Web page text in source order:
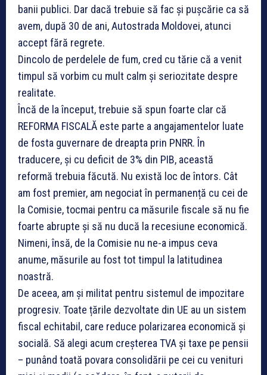
banii publici. Dar dacă trebuie să fac și pușcărie ca să
avem, după 30 de ani, Autostrada Moldovei, atunci
accept fără regrete.
Dincolo de perdelele de fum, cred cu tărie că a venit
timpul să vorbim cu mult calm și seriozitate despre
realitate.
Încă de la început, trebuie să spun foarte clar că
REFORMA FISCALĂ este parte a angajamentelor luate
de fosta guvernare de dreapta prin PNRR. În
traducere, și cu deficit de 3% din PIB, această
reformă trebuia făcută. Nu există loc de întors. Cât
am fost premier, am negociat în permanență cu cei de
la Comisie, tocmai pentru ca măsurile fiscale să nu fie
foarte abrupte și să nu ducă la recesiune economică.
Nimeni, însă, de la Comisie nu ne-a impus ceva
anume, măsurile au fost tot timpul la latitudinea
noastră.
De aceea, am și militat pentru sistemul de impozitare
progresiv. Toate țările dezvoltate din UE au un sistem
fiscal echitabil, care reduce polarizarea economică și
socială. Să alegi acum creșterea TVA și taxe pe pensii
– punând toată povara consolidării pe cei cu venituri